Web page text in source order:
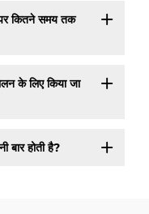
कितने समय तक
के लिए किया जा
होती है?